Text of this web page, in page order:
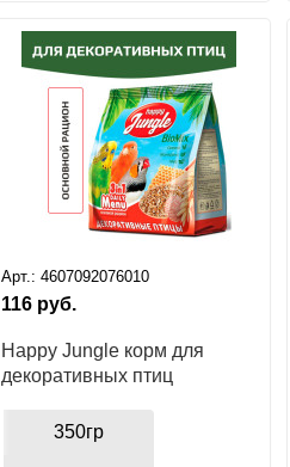
Арт.: 4607092076010
116 руб.
Happy Jungle корм для
декоративных птиц
350гр